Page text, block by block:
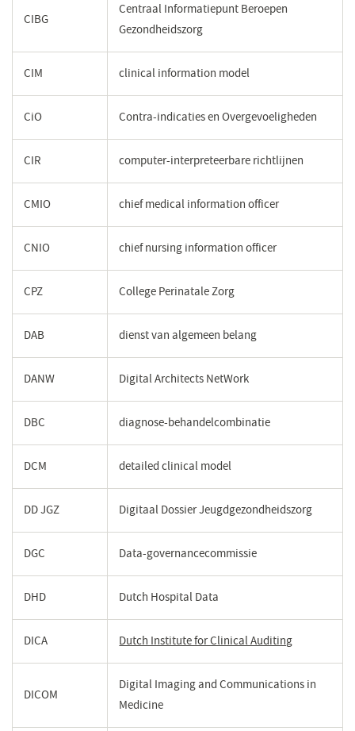
CIBG
Centraal Informatiepunt Beroepen
Gezondheidszorg
CIM clinical information model
CiO Contra-indicaties en Overgevoeligheden
CIR computer-interpreteerbare richtlijnen
CMIO chief medical information officer
CNIO chief nursing information officer
CPZ College Perinatale Zorg
DAB dienst van algemeen belang
DANW Digital Architects NetWork
DBC diagnose-behandelcombinatie
DCM detailed clinical model
DD JGZ Digitaal Dossier Jeugdgezondheidszorg
DGC Data-governancecommissie
DHD Dutch Hospital Data
DICA Dutch Institute for Clinical Auditing
in
een
venster)
DICOM
Digital Imaging and Communications in
Medicine